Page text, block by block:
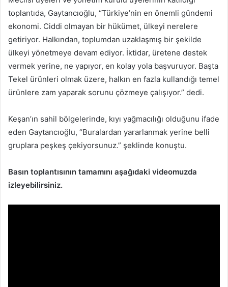
toplantıda, Gaytancıoğlu, “Türkiye’nin en önemli gündemi
ekonomi. Ciddi olmayan bir hükümet, ülkeyi nerelere
getiriyor. Halkından, toplumdan uzaklaşmış bir şekilde
ülkeyi yönetmeye devam ediyor. İktidar, üretene destek
vermek yerine, ne yapıyor, en kolay yola başvuruyor. Başta
Tekel ürünleri olmak üzere, halkın en fazla kullandığı temel
ürünlere zam yaparak sorunu çözmeye çalışıyor.” dedi.
Keşan’ın sahil bölgelerinde, kıyı yağmacılığı olduğunu ifade
eden Gaytancıoğlu, “Buralardan yararlanmak yerine belli
gruplara peşkeş çekiyorsunuz.” şeklinde konuştu.
Basın toplantısının tamamını aşağıdaki videomuzda
izleyebilirsiniz.